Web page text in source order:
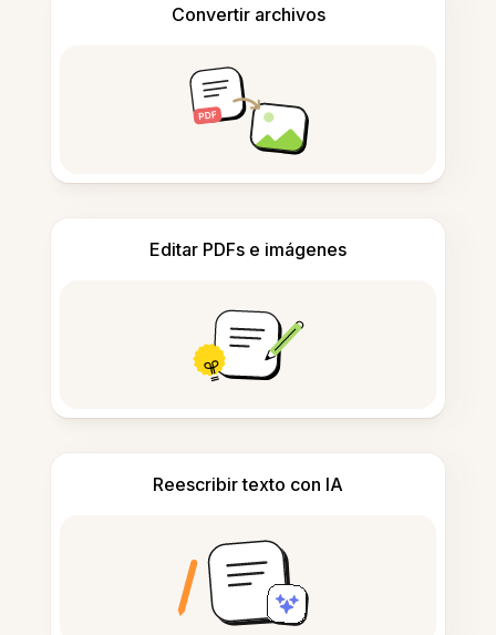
Convertir archivos
Editar PDFs e imágenes
Reescribir texto con IA